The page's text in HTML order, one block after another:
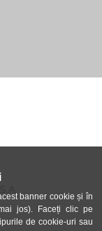
banner cookie și în
jos). Faceți clic pe
de cookie-uri sau